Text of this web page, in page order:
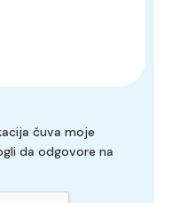
čuva moje
da odgovore na